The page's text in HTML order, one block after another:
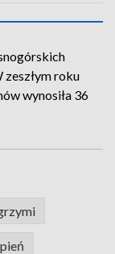
zeszłym roku
wynosiła 36